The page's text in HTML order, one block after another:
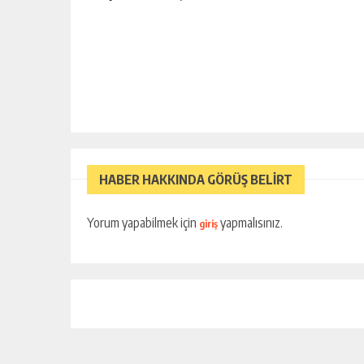
HABER HAKKINDA GÖRÜŞ BELİRT
Yorum yapabilmek için giriş yapmalısınız.